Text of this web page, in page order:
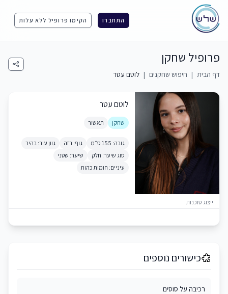
התחברו הקימו פרופיל ללא עלות
פרופיל שחקן
דף הבית | חיפוש שחקנים | לוטם עטר
ייצוג סוכנות
לוטם עטר
שחקן תאשור
גובה: 155 ס״מ גוף: רזה
גוון עור: בהיר
סוג שיער: חלק
שיער: שטני
עיניים: חומות כהות
כישורים נוספים
רכיבה על סוסים